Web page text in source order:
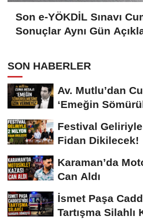
Son e-YÖKDİL Sınavı
Sonuçlar Aynı Gün
SON HABERLER
Av. Mutlu’dan
‘Emeğin
Festival
Fidan Dikilecek!
Karaman’da
Can Aldı
İsmet Paşa
Tartışma Silahlı